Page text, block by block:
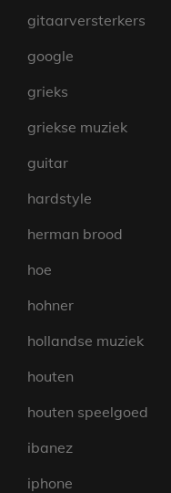
gitaarversterkers
google
grieks
griekse muziek
guitar
hardstyle
herman brood
hoe
hohner
hollandse muziek
houten
houten speelgoed
ibanez
iphone